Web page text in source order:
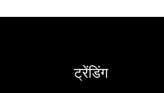
ट्रेंडिंग